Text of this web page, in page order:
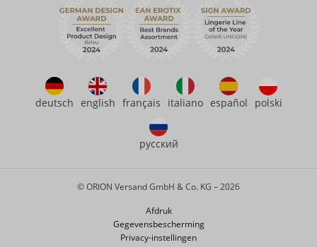
Contact opnemen met
Veelgestelde vragen (FAQ)
eroFame
deutsch english français italiano español polski
русский
Afdruk
Gegevensbescherming
Privacy-instellingen
© ORION Versand GmbH & Co. KG – 2026